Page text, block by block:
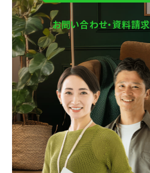
お問い合わせ・資料請求